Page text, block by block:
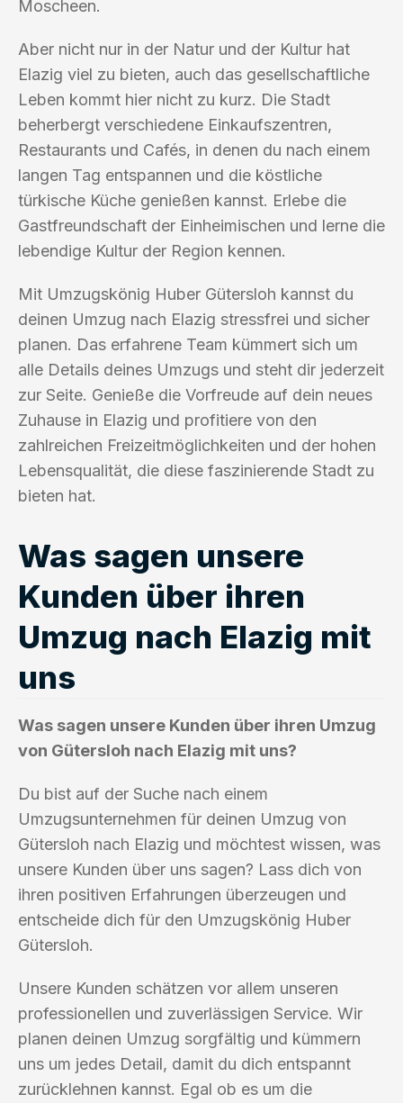
Moscheen.
Aber nicht nur in der Natur und der Kultur hat
Elazig viel zu bieten, auch das gesellschaftliche
Leben kommt hier nicht zu kurz. Die Stadt
beherbergt verschiedene Einkaufszentren,
Restaurants und Cafés, in denen du nach einem
langen Tag entspannen und die köstliche
türkische Küche genießen kannst. Erlebe die
Gastfreundschaft der Einheimischen und lerne die
lebendige Kultur der Region kennen.
Mit Umzugskönig Huber Gütersloh kannst du
deinen Umzug nach Elazig stressfrei und sicher
planen. Das erfahrene Team kümmert sich um
alle Details deines Umzugs und steht dir jederzeit
zur Seite. Genieße die Vorfreude auf dein neues
Zuhause in Elazig und profitiere von den
zahlreichen Freizeitmöglichkeiten und der hohen
Lebensqualität, die diese faszinierende Stadt zu
bieten hat.
Was sagen unsere
Kunden über ihren
Umzug nach Elazig mit
uns
Was sagen unsere Kunden über ihren Umzug
von Gütersloh nach Elazig mit uns?
Du bist auf der Suche nach einem
Umzugsunternehmen für deinen Umzug von
Gütersloh nach Elazig und möchtest wissen, was
unsere Kunden über uns sagen? Lass dich von
ihren positiven Erfahrungen überzeugen und
entscheide dich für den Umzugskönig Huber
Gütersloh.
Unsere Kunden schätzen vor allem unseren
professionellen und zuverlässigen Service. Wir
planen deinen Umzug sorgfältig und kümmern
uns um jedes Detail, damit du dich entspannt
zurücklehnen kannst. Egal ob es um die